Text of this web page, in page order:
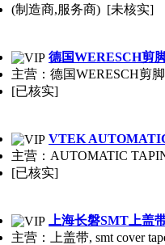
(制造商,服务商) [未核实]
德国WERESCH剪
主营：德国WERESCH剪
[已核实]
VTEK
主营：AUTOMATIC
[已核实]
上海长磐SMT上盖
主营：上盖带, smt cover